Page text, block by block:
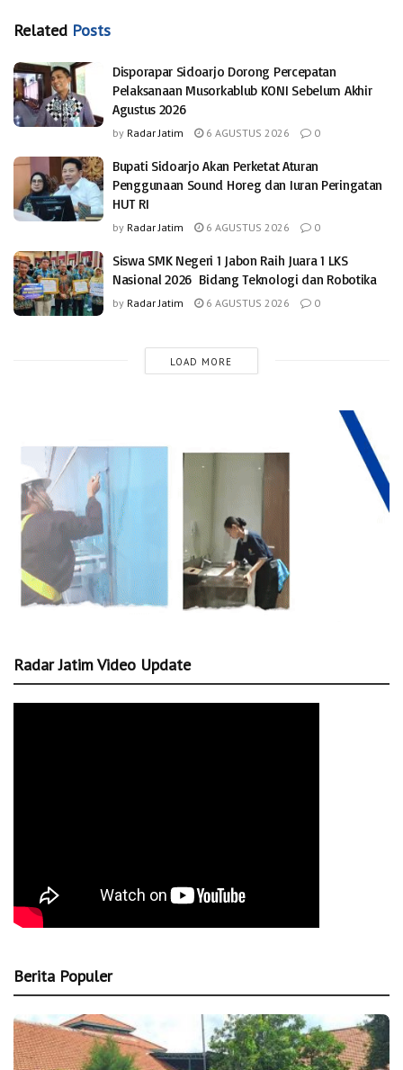
Related Posts
Disporapar Sidoarjo Dorong Percepatan
Pelaksanaan Musorkablub KONI Sebelum Akhir
Agustus 2026
by Radar Jatim 6 AGUSTUS 2026 0
Bupati Sidoarjo Akan Perketat Aturan
Penggunaan Sound Horeg dan Iuran Peringatan
HUT RI
by Radar Jatim 6 AGUSTUS 2026 0
Siswa SMK Negeri 1 Jabon Raih Juara 1 LKS
Nasional 2026 Bidang Teknologi dan Robotika
by Radar Jatim 6 AGUSTUS 2026 0
LOAD MORE
Radar Jatim Video Update
Berita Populer